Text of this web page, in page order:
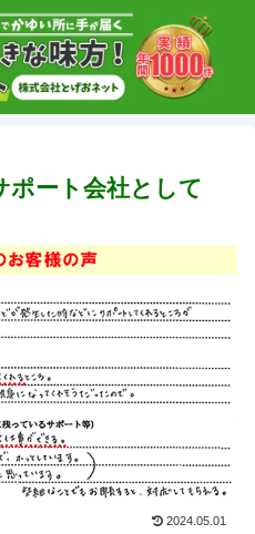
ポート会社として
2024.05.01